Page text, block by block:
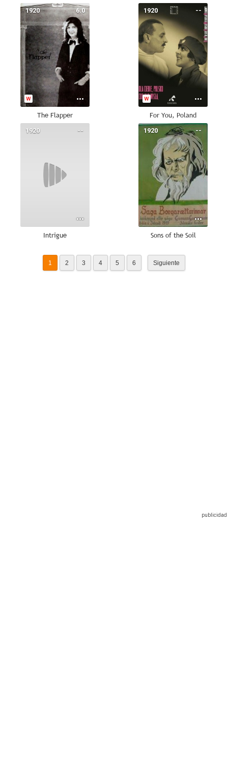
6.0
1920
The Flapper
--
1920
For You, Poland
--
1920
Intrigue
--
1920
Sons of the Soil
1 2 3 4 5 6 Siguiente